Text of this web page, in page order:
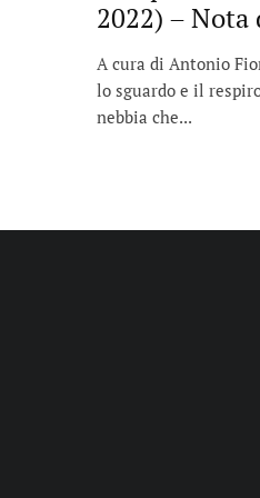
2022) –
A cura di Antonio
lo sguardo e il
nebbia che...